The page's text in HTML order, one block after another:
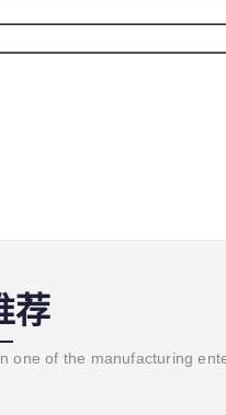
荐
one of the manufacturing